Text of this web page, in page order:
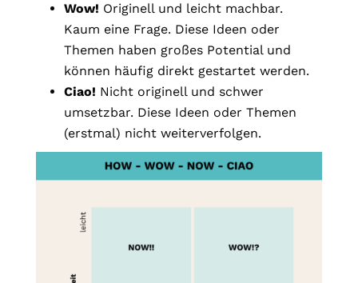
Wow! Originell und leicht machbar.
Kaum eine Frage. Diese Ideen oder
Themen haben großes Potential und
können häufig direkt gestartet werden.
Ciao! Nicht originell und schwer
umsetzbar. Diese Ideen oder Themen
(erstmal) nicht weiterverfolgen.